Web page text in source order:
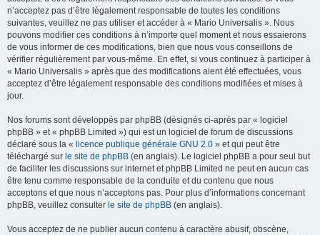
n’acceptez pas d’être légalement responsable de toutes les conditions
suivantes, veuillez ne pas utiliser et accéder à « Mario Universalis ». Nous
pouvons modifier ces conditions à n’importe quel moment et nous essaierons
de vous informer de ces modifications, bien que nous vous conseillons de
vérifier régulièrement par vous-même. En effet, si vous continuez à participer à
« Mario Universalis » après que des modifications aient été effectuées, vous
acceptez d’être légalement responsable des conditions modifiées et mises à
jour.
Nos forums sont développés par phpBB (désignés ci-après par « logiciel
phpBB » et « phpBB Limited ») qui est un logiciel de forum de discussions
déclaré sous la « licence publique générale GNU 2.0 » et qui peut être
téléchargé sur le site de phpBB (en anglais). Le logiciel phpBB a pour seul but
de faciliter les discussions sur internet et phpBB Limited ne peut en aucun cas
être tenu comme responsable de la conduite et du contenu que nous
acceptons et que nous n’acceptons pas. Pour plus d’informations concernant
phpBB, veuillez consulter le site de phpBB (en anglais).
Vous acceptez de ne publier aucun contenu à caractère abusif, obscène,